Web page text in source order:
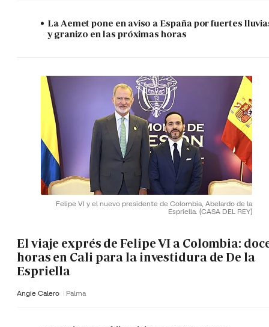
La Aemet pone en aviso a España por fuertes
y granizo en las próximas horas
Felipe VI y el nuevo presidente de Colombia, Abelardo de la
Espriella. (CASA DEL REY)
El viaje exprés de Felipe VI a Colombia:
horas en Cali para la investidura de De la
Espriella
Angie Calero Palma